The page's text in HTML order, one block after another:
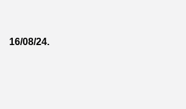
16/08/24.